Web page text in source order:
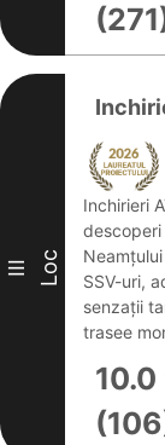
III Loc
Inchirieri
descoperi
SSV-uri,
senzații
trasee
10.0